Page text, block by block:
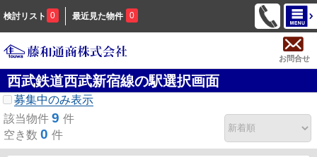
検討リスト 0 最近見た物件 0
お問合せ
西武鉄道西武新宿線の駅選択画面
募集中のみ表示
該当物件 9 件
空き数 0 件